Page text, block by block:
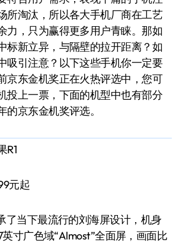
所淘汰，所以各大手机厂商在工艺
力，只为赢得更多用户青睐。那如
标新立异，与隔壁的拉开距离？如
吸引注意？以下这些手机你一定要
京东金机奖正在火热评选中，您可
投上一票，下面的机型中也有部分
的京东金机奖评选。
R1
元起
当下最流行的刘海屏设计，机身
英寸广色域“Almost”全面屏，画面比